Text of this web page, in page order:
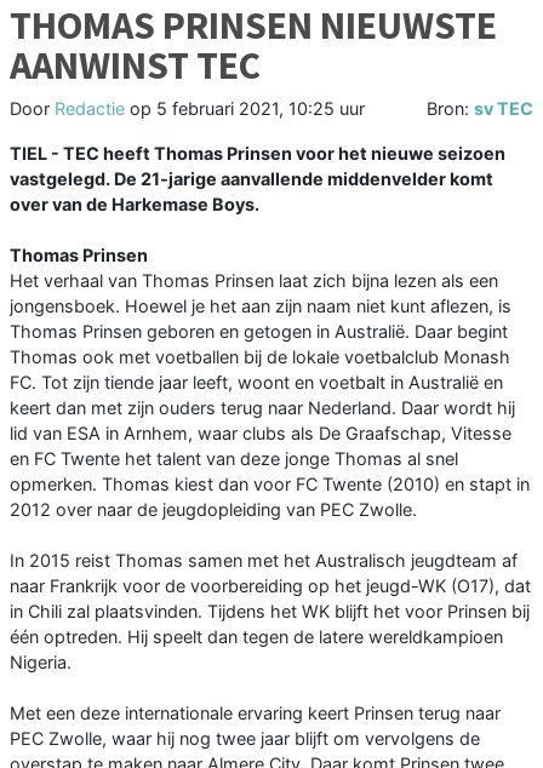
THOMAS PRINSEN NIEUWSTE
AANWINST TEC
Door Redactie op 5 februari 2021, 10:25 uur Bron: sv TEC
TIEL - TEC heeft Thomas Prinsen voor het nieuwe seizoen
vastgelegd. De 21-jarige aanvallende middenvelder komt
over van de Harkemase Boys.
Thomas Prinsen
Het verhaal van Thomas Prinsen laat zich bijna lezen als een
jongensboek. Hoewel je het aan zijn naam niet kunt aflezen, is
Thomas Prinsen geboren en getogen in Australië. Daar begint
Thomas ook met voetballen bij de lokale voetbalclub Monash
FC. Tot zijn tiende jaar leeft, woont en voetbalt in Australië en
keert dan met zijn ouders terug naar Nederland. Daar wordt hij
lid van ESA in Arnhem, waar clubs als De Graafschap, Vitesse
en FC Twente het talent van deze jonge Thomas al snel
opmerken. Thomas kiest dan voor FC Twente (2010) en stapt in
2012 over naar de jeugdopleiding van PEC Zwolle.
In 2015 reist Thomas samen met het Australisch jeugdteam af
naar Frankrijk voor de voorbereiding op het jeugd-WK (O17), dat
in Chili zal plaatsvinden. Tijdens het WK blijft het voor Prinsen bij
één optreden. Hij speelt dan tegen de latere wereldkampioen
Nigeria.
Met een deze internationale ervaring keert Prinsen terug naar
PEC Zwolle, waar hij nog twee jaar blijft om vervolgens de
overstap te maken naar Almere City. Daar komt Prinsen twee